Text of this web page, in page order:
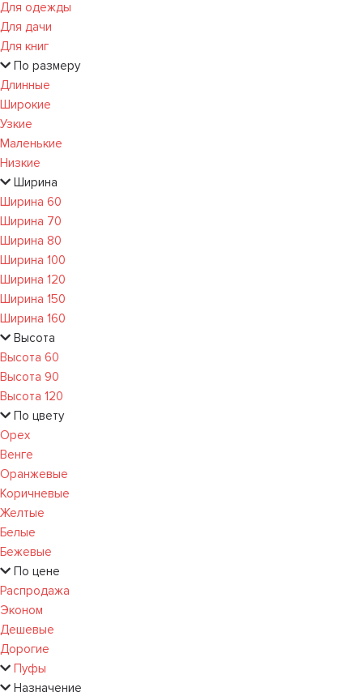
Для одежды
Для дачи
Для книг
По размеру
Длинные
Широкие
Узкие
Маленькие
Низкие
Ширина
Ширина 60
Ширина 70
Ширина 80
Ширина 100
Ширина 120
Ширина 150
Ширина 160
Высота
Высота 60
Высота 90
Высота 120
По цвету
Орех
Венге
Оранжевые
Коричневые
Желтые
Белые
Бежевые
По цене
Распродажа
Эконом
Дешевые
Дорогие
Пуфы
Назначение